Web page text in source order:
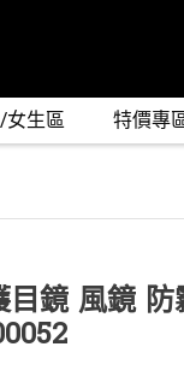
生區 特價專
目鏡 風鏡